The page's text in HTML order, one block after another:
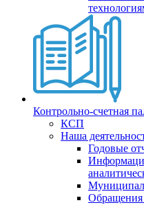
Контрольно-счетная
КСП
Наша
Годовые
Обращения